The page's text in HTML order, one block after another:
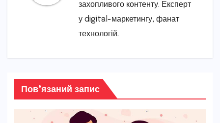
захопливого контенту. Експерт
у digital-маркетингу, фанат
технологій.
Пов’язаний запис